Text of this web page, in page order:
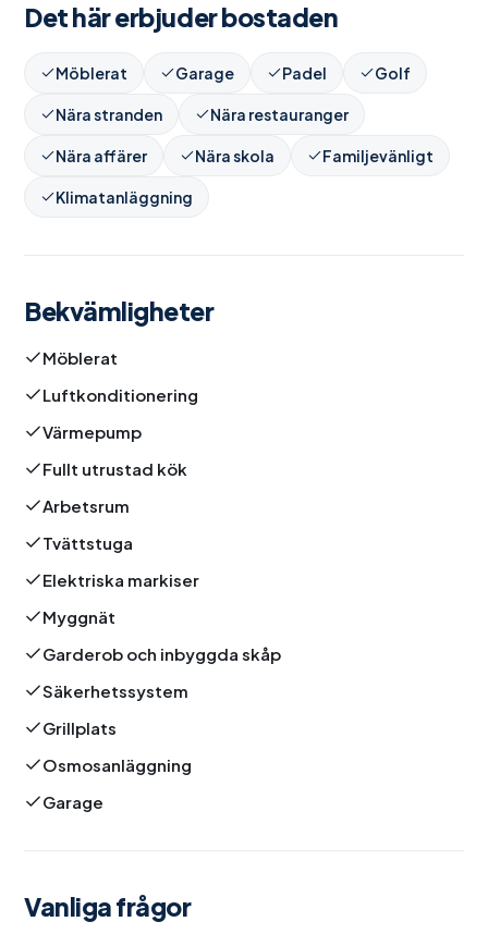
Det här erbjuder bostaden
Möblerat Garage Padel Golf
Nära stranden Nära restauranger
Nära affärer Nära skola Familjevänligt
Klimatanläggning
Bekvämligheter
Möblerat
Luftkonditionering
Värmepump
Fullt utrustad kök
Arbetsrum
Tvättstuga
Elektriska markiser
Myggnät
Garderob och inbyggda skåp
Säkerhetssystem
Grillplats
Osmosanläggning
Garage
Vanliga frågor